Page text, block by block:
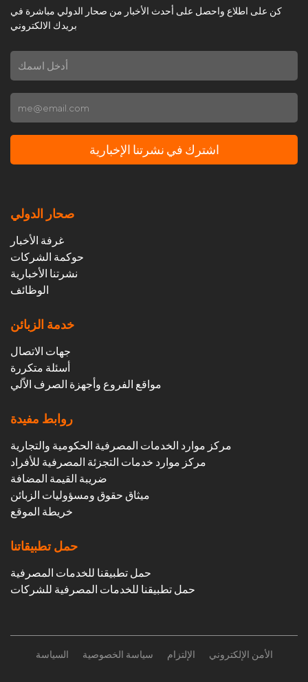
كن على اطلاع واحصل على أحدث الأخبار من صحار الدولي مباشرة في
بريدك الالكتروني
اشترك في نشرتنا الإخبارية
صحار الدولي
غرفة الأخبار
حوكمة الشركات
نشرتنا الأخبارية
الوظائف
خدمة الزبائن
جهات الاتصال
أسئلة متكررة
مواقع الفروع وأجهزة الصرف الاّلي
روابط مفيدة
مركز موارد الخدمات المصرفية الحكومية والتجارية
مركز موارد خدمات التجزئة المصرفية للأفراد
ضريبة القيمة المضافة
ميثاق حقوق ومسؤوليات الزبائن
خريطة الموقع
حمل تطبيقاتنا
حمل تطبيقنا للخدمات المصرفية
حمل تطبيقنا للخدمات المصرفية للشركات
السياسة سياسة الخصوصية الإلتزام الأمن الإلكتروني